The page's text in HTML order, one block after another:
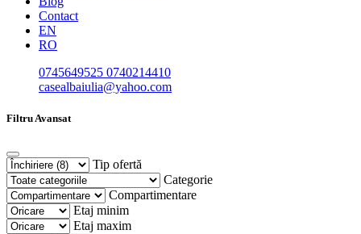
Contact
EN
RO
0745649525 0740214410
casealbaiulia@yahoo.com
Filtru Avansat
Tip ofertă
Categorie
Compartimentare
Etaj minim
Etaj maxim